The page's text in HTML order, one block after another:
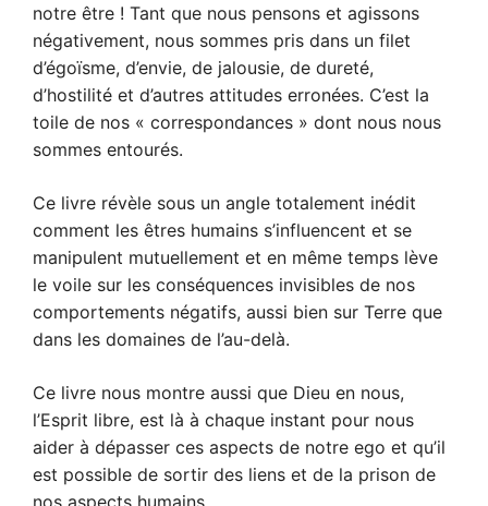
notre être ! Tant que nous pensons et agissons
négativement, nous sommes pris dans un filet
d’égoïsme, d’envie, de jalousie, de dureté,
d’hostilité et d’autres attitudes erronées. C’est la
toile de nos « correspondances » dont nous nous
sommes entourés.
Ce livre révèle sous un angle totalement inédit
comment les êtres humains s’influencent et se
manipulent mutuellement et en même temps lève
le voile sur les conséquences invisibles de nos
comportements négatifs, aussi bien sur Terre que
dans les domaines de l’au-delà.
Ce livre nous montre aussi que Dieu en nous,
l’Esprit libre, est là à chaque instant pour nous
aider à dépasser ces aspects de notre ego et qu’il
est possible de sortir des liens et de la prison de
nos aspects humains.